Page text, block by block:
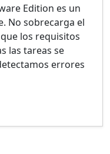
Edition es un
No sobrecarga el
los requisitos
las tareas se
errores